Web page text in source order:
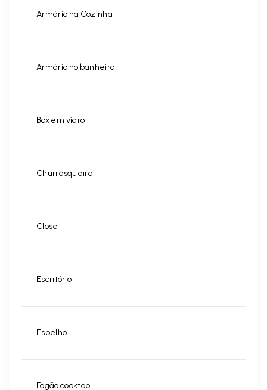
Armário na Cozinha
Armário no banheiro
Box em vidro
Churrasqueira
Closet
Escritório
Espelho
Fogão cooktop